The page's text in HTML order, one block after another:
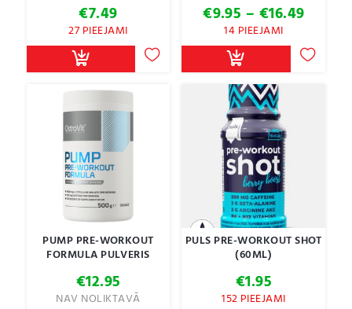
€7.49
27 PIEEJAMI
€9.95 – €16.49Price
€9.95
14 PIEEJAMI
PUMP PRE-WORKOUT
FORMULA PULVERIS
€12.95
NAV NOLIKTAVĀ
PULS PRE-WORKOUT SHOT
(60ML)
€1.95
152 PIEEJAMI